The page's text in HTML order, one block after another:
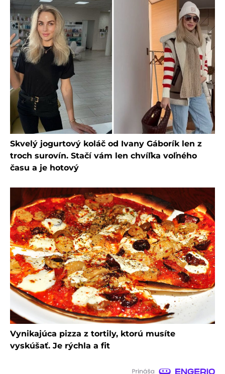
Skvelý jogurtový koláč od Ivany Gáborík len z
troch surovín. Stačí vám len chvíľka voľného
času a je hotový
Vynikajúca pizza z tortily, ktorú musíte
vyskúšať. Je rýchla a fit